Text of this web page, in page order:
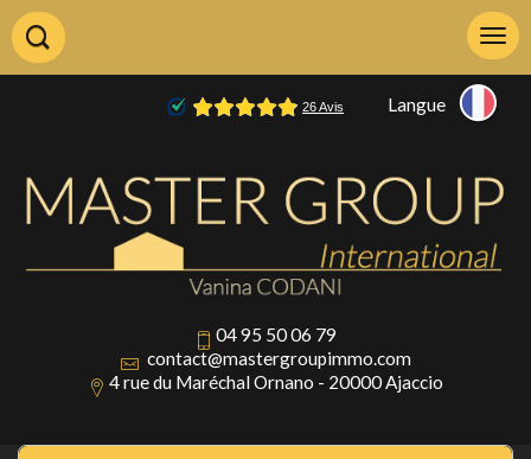
Langue
04 95 50 06 79
contact@mastergroupimmo.com
4 rue du Maréchal Ornano - 20000 Ajaccio